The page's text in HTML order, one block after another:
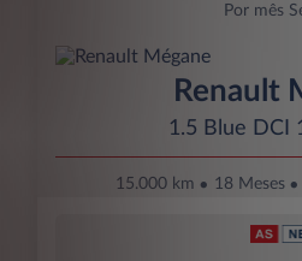
Por mês
Renault
1.5 Blue DCI
15.000 km 18 Meses